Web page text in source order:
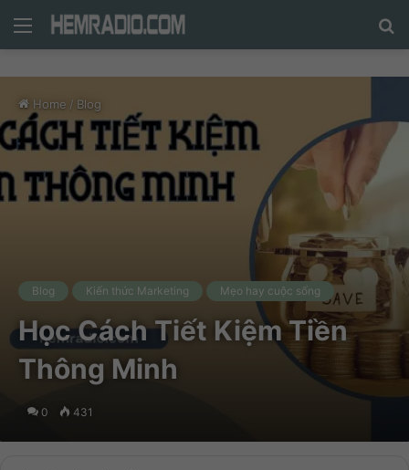
Menu
Home / Blog
Blog Kiến thức Marketing Mẹo hay cuộc sống
Học Cách Tiết Kiệm Tiền
Thông Minh
0 431